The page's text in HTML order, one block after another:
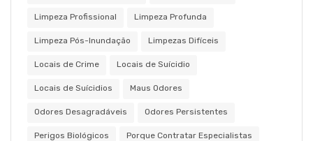
Limpeza Profissional Limpeza Profunda
Limpeza Pós-Inundação Limpezas Difíceis
Locais de Crime Locais de Suícidio
Locais de Suícidios Maus Odores
Odores Desagradáveis Odores Persistentes
Perigos Biológicos Porque Contratar Especialistas